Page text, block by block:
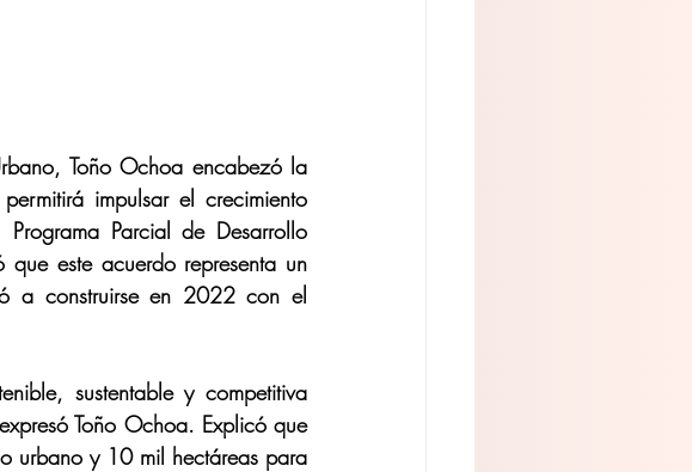
Toño Ochoa encabezó la
impulsar el crecimiento
Parcial de Desarrollo
este acuerdo representa un
a construirse en 2022 con el
sustentable y competitiva
Toño Ochoa. Explicó que
urbano y 10 mil hectáreas para